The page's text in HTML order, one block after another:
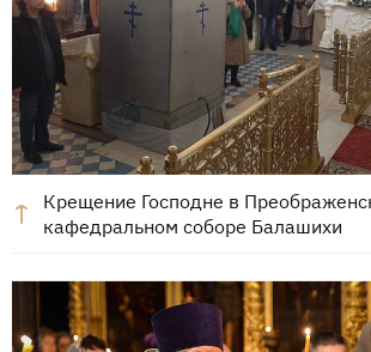
Крещение Господне в
кафедральном соборе Балашихи